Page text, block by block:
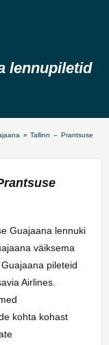
lennupiletid
»Tallinn – Prantsuse
Guajaana lennuki
väiksema
pileteid
Airlines.
kohta kohast